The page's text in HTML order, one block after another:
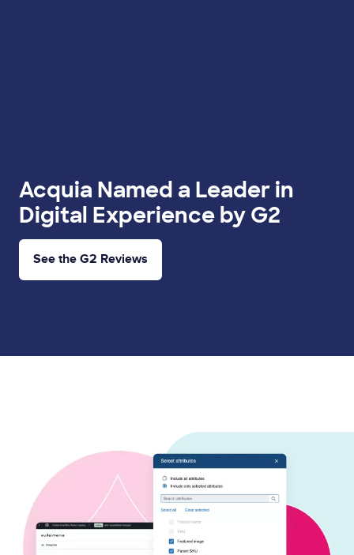
Acquia Named a Leader in
Digital Experience by G2
See the G2 Reviews